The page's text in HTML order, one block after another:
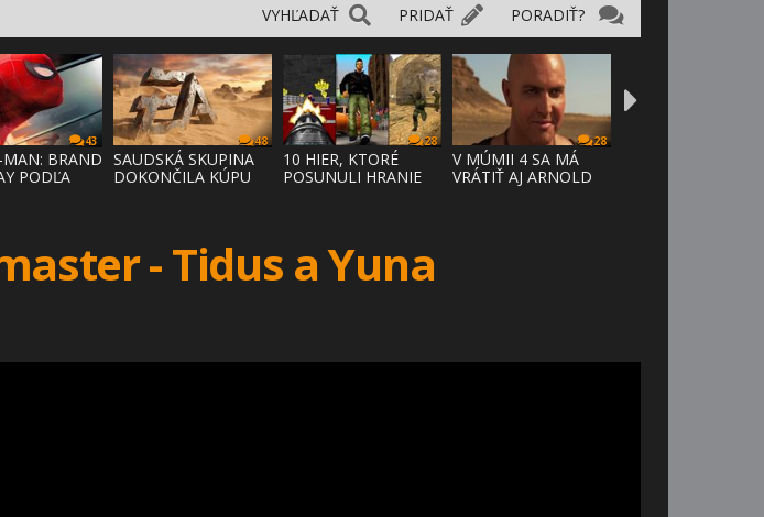
PORADIŤ?
PRIDAŤ
VYHĽADAŤ
43
MAN: BRAND
PODĽA
48
SAUDSKÁ SKUPINA
DOKONČILA KÚPU
28
10 HIER, KTORÉ
POSUNULI HRANIE
28
V MÚMII 4 SA MÁ
VRÁTIŤ AJ ARNOLD
- Tidus a Yuna